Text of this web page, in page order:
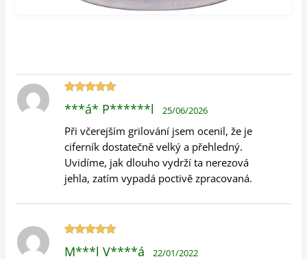
5 z 5
***á* P******l 25/06/2026
Při včerejším grilování jsem ocenil, že je
ciferník dostatečně velký a přehledný.
Uvidíme, jak dlouho vydrží ta nerezová
jehla, zatím vypadá poctivě zpracovaná.
5z 5
M***l V****á 22/01/2022